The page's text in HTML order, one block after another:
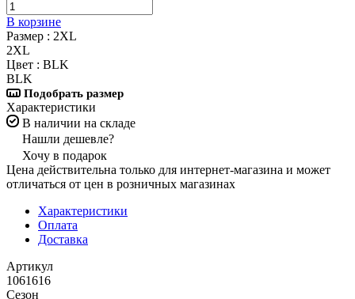
В корзине
Размер : 2XL
2XL
Цвет : BLK
BLK
Подобрать размер
Характеристики
В наличии на складе
Нашли дешевле?
Хочу в подарок
Цена действительна только для интернет-магазина и может
отличаться от цен в розничных магазинах
Характеристики
Оплата
Доставка
Артикул
1061616
Сезон